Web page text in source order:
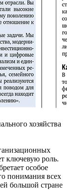
хозяйства
ключевую роль.
особое
понимания всех
большой стране